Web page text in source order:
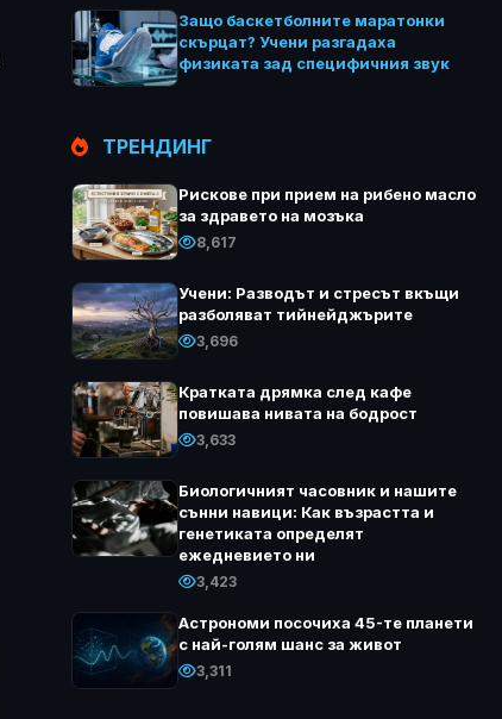
Защо баскетболните маратонки
скърцат? Учени разгадаха
физиката зад специфичния звук
ТРЕНДИНГ
Рискове при прием на рибено масло
за здравето на мозъка
8,617
Учени: Разводът и стресът вкъщи
разболяват тийнейджърите
3,696
Кратката дрямка след кафе
повишава нивата на бодрост
3,633
Биологичният часовник и нашите
сънни навици: Как възрастта и
генетиката определят
ежедневието ни
3,423
Астрономи посочиха 45-те планети
с най-голям шанс за живот
3,311